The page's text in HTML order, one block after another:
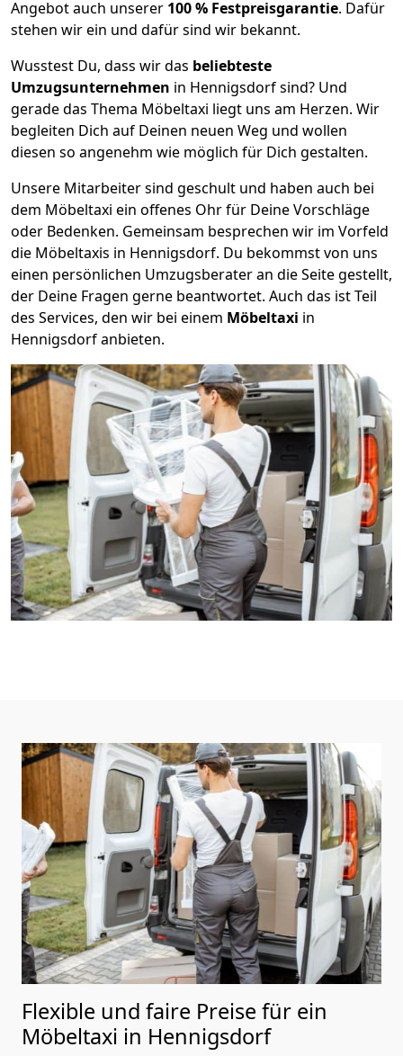
Angebot auch unserer 100 % Festpreisgarantie. Dafür
stehen wir ein und dafür sind wir bekannt.
Wusstest Du, dass wir das beliebteste
Umzugsunternehmen in Hennigsdorf sind? Und
gerade das Thema Möbeltaxi liegt uns am Herzen. Wir
begleiten Dich auf Deinen neuen Weg und wollen
diesen so angenehm wie möglich für Dich gestalten.
Unsere Mitarbeiter sind geschult und haben auch bei
dem Möbeltaxi ein offenes Ohr für Deine Vorschläge
oder Bedenken. Gemeinsam besprechen wir im Vorfeld
die Möbeltaxis in Hennigsdorf. Du bekommst von uns
einen persönlichen Umzugsberater an die Seite gestellt,
der Deine Fragen gerne beantwortet. Auch das ist Teil
des Services, den wir bei einem Möbeltaxi in
Hennigsdorf anbieten.
Flexible und faire Preise für ein
Möbeltaxi in Hennigsdorf